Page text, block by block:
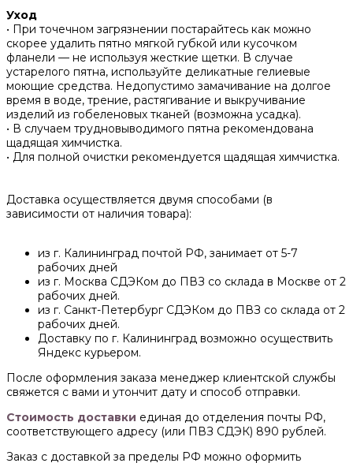
Уход
• При точечном загрязнении постарайтесь как можно
скорее удалить пятно мягкой губкой или кусочком
фланели — не используя жесткие щетки. В случае
устарелого пятна, используйте деликатные гелиевые
моющие средства. Недопустимо замачивание на долгое
время в воде, трение, растягивание и выкручивание
изделий из гобеленовых тканей (возможна усадка).
• В случаем трудновыводимого пятна рекомендована
щадящая химчистка.
• Для полной очистки рекомендуется щадящая химчистка.
Доставка осуществляется двумя способами (в
зависимости от наличия товара):
из г. Калининград почтой РФ, занимает от 5-7
рабочих дней
из г. Москва СДЭКом до ПВЗ со склада в Москве от 2
рабочих дней.
из г. Санкт-Петербург СДЭКом до ПВЗ со склада от 2
рабочих дней.
Доставку по г. Калининград возможно осуществить
Яндекс курьером.
После оформления заказа менеджер клиентской службы
свяжется с вами и утончит дату и способ отправки.
Стоимость доставки единая до отделения почты РФ,
соответствующего адресу (или ПВЗ СДЭК) 890 рублей.
Заказ с доставкой за пределы РФ можно оформить